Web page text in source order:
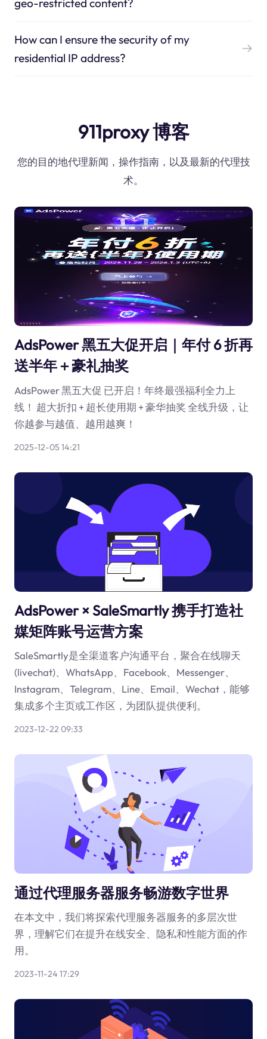
geo-restricted content?
How can I ensure the security of my
residential IP address?
911proxy 博客
您的目的地代理新闻，操作指南，以及最新的代理技
术。
AdsPower 黑五大促开启｜年付 6 折再
送半年＋豪礼抽奖
AdsPower 黑五大促 已开启！年终最强福利全力上
线！ 超大折扣 + 超长使用期 + 豪华抽奖 全线升级，让
你越参与越值、越用越爽！
2025-12-05 14:21
AdsPower × SaleSmartly 携手打造社
媒矩阵账号运营方案
SaleSmartly是全渠道客户沟通平台，聚合在线聊天
(livechat)、WhatsApp、Facebook、Messenger、
Instagram、Telegram、Line、Email、Wechat，能够
集成多个主页或工作区，为团队提供便利。
2023-12-22 09:33
通过代理服务器服务畅游数字世界
在本文中，我们将探索代理服务器服务的多层次世
界，理解它们在提升在线安全、隐私和性能方面的作
用。
2023-11-24 17:29